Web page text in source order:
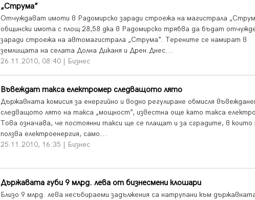
„Струма”
Отчуждават имоти в Радомирско заради строежа на магистрала
общински имота с площ 28,58 дка в Радомирско трябва да бъдат
заради строежа на автомагистрала „Струма”. Терените се намират в
землищата на селата Долна Диканя и Дрен.Днес...
26.11.2010, 08:40 | Бизнес
Въвеждат такса електромер следващото лято
Държавната комисия за енергийно и водно регулиране обмисля
следващото лято на такса „мощност”, известна още като такса
Това означава, че постоянни такси ще се плащат и за сградите, в които
ползва електроенергия, само...
25.11.2010, 16:35 | Бизнес
Държавата губи 9 млрд. лева от бизнесмени клошари
Близо 9 млрд. лева несъбираеми задължения са натрупани към